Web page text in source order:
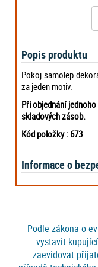
Popis produktu
za jeden motiv.
Při objednání
skladových zásob.
Kód položky : 673
Informace o
Podle zákona o
vystavit
zaevidovat